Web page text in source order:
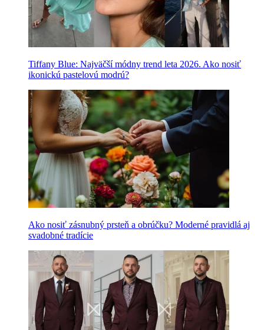
Tiffany Blue: Najväčší módny trend leta 2026. Ako nosiť
ikonickú pastelovú modrú?
Ako nosiť zásnubný prsteň a obrúčku? Moderné pravidlá aj
svadobné tradície